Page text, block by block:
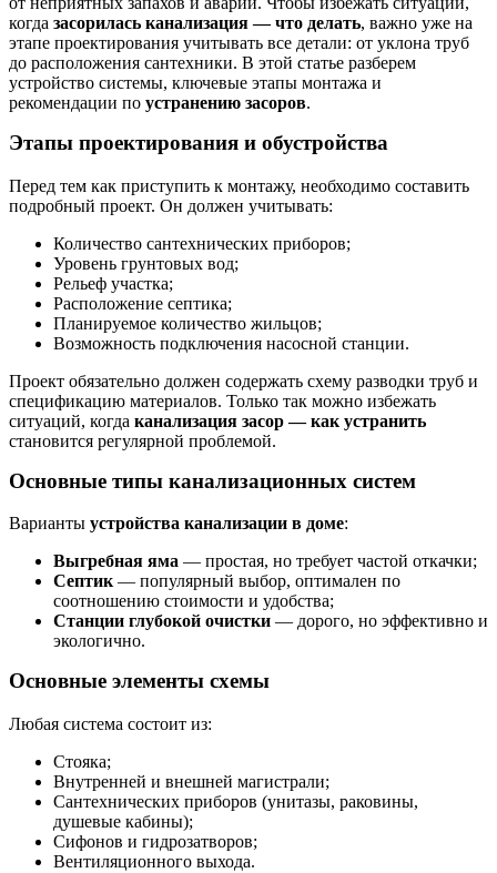
когда засорилась канализация — что делать, важно уже на
этапе проектирования учитывать все детали: от уклона труб
до расположения сантехники. В этой статье разберем
устройство системы, ключевые этапы монтажа и
рекомендации по устранению засоров.
Этапы проектирования и обустройства
Перед тем как приступить к монтажу, необходимо составить
подробный проект. Он должен учитывать:
Количество сантехнических приборов;
Уровень грунтовых вод;
Рельеф участка;
Расположение септика;
Планируемое количество жильцов;
Возможность подключения насосной станции.
Проект обязательно должен содержать схему разводки труб и
спецификацию материалов. Только так можно избежать
ситуаций, когда канализация засор — как устранить
становится регулярной проблемой.
Основные типы канализационных систем
Варианты устройства канализации в доме:
Выгребная яма — простая, но требует частой откачки;
Септик — популярный выбор, оптимален по
соотношению стоимости и удобства;
Станции глубокой очистки — дорого, но эффективно и
экологично.
Основные элементы схемы
Любая система состоит из:
Стояка;
Внутренней и внешней магистрали;
Сантехнических приборов (унитазы, раковины,
душевые кабины);
Сифонов и гидрозатворов;
Вентиляционного выхода.